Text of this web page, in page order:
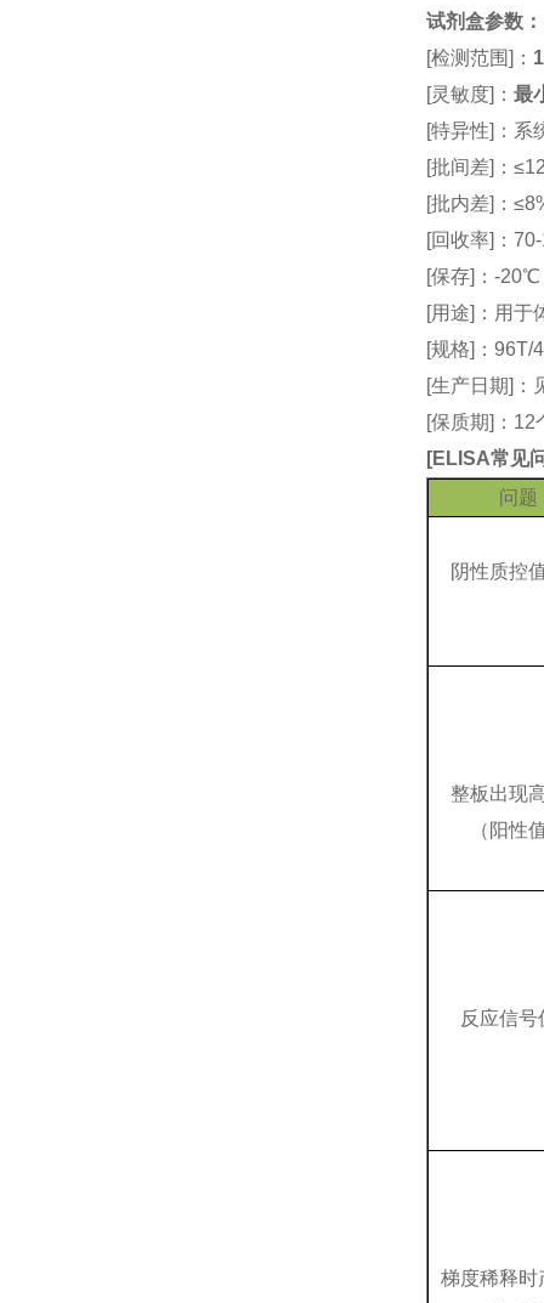
试剂盒参数 ：
[检测范围]：
[灵敏度]：最
[特异性]：系
[批间差]：
[批内差]：
[回收率]：
[保存]：-
[用途]：用于
[规格]：96T/
[生产日期]：
[保质期]：
[ELISA常见
问题
阴性质控
整板出现
（阳性
反应信号
梯度稀释时